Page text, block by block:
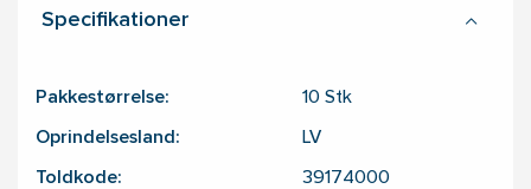
Specifikationer
Pakkestørrelse: 10 Stk
Oprindelsesland: LV
Toldkode: 39174000